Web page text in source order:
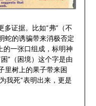
多证据。比如“弗”（不
蛇的诱骗带来消极否定
的一张口组成，标明神
”（困境）这个字是由
里树上的果子带来困
我死“表明出来，更是